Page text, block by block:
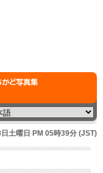
土曜日 PM 05時39分 (JST)